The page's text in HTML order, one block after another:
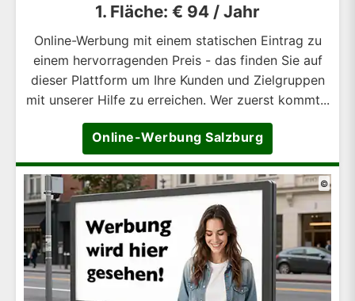
1. Fläche: € 94 / Jahr
Online-Werbung mit einem statischen Eintrag zu
einem hervorragenden Preis - das finden Sie auf
dieser Plattform um Ihre Kunden und Zielgruppen
mit unserer Hilfe zu erreichen. Wer zuerst kommt...
Online-Werbung Salzburg
©